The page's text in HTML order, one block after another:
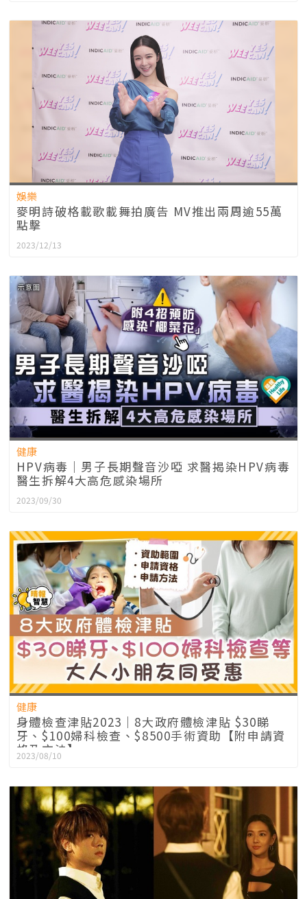
娛樂
麥明詩破格載歌載舞拍廣告 MV推出兩周逾55萬
點擊
2023/12/13
健康
HPV病毒｜男子長期聲音沙啞 求醫揭染HPV病毒
醫生拆解4大高危感染場所
2023/09/30
健康
身體檢查津貼2023｜8大政府體檢津貼 $30睇
牙、$100婦科檢查、$8500手術資助【附申請資
格及方法】
2023/08/10